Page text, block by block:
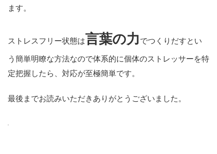
ます。
ストレスフリー状態は言葉の力 でつくりだすとい
う簡単明瞭な方法なので体系的に個体のストレッサーを特
定把握したら、対応が至極簡単です。
最後までお読みいただきありがとうございました。